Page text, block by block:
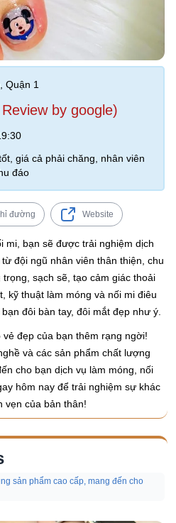
Quận 1
by google)
giá cả phải chăng, nhân viên
đáo
đường Website
mi, bạn sẽ được trải nghiệm dịch
đội ngũ nhân viên thân thiện, chu
sạch sẽ, tạo cảm giác thoải
kỹ thuật làm móng và nối mi điêu
đôi bàn tay, đôi mắt đẹp như ý.
đẹp của bạn thêm rạng ngời!
và các sản phẩm chất lượng
cho bạn dịch vụ làm móng, nối
hôm nay để trải nghiệm sự khác
vẹn của bản thân!
sản phẩm cao cấp, mang đến cho